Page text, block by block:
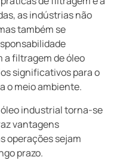
as indústrias não
também se
a filtragem de óleo
significativos para o
o meio ambiente.
industrial torna-se
vantagens
operações sejam
prazo.